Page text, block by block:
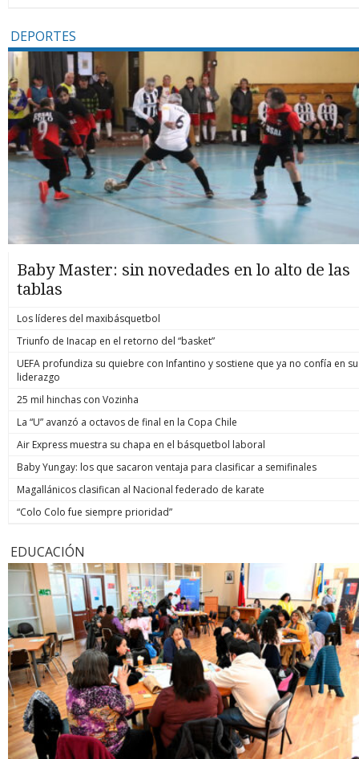
DEPORTES
Baby Master: sin novedades en lo alto de las
tablas
Los líderes del maxibásquetbol
Triunfo de Inacap en el retorno del “basket”
UEFA profundiza su quiebre con Infantino y sostiene que ya no confía en su
liderazgo
25 mil hinchas con Vozinha
La “U” avanzó a octavos de final en la Copa Chile
Air Express muestra su chapa en el básquetbol laboral
Baby Yungay: los que sacaron ventaja para clasificar a semifinales
Magallánicos clasifican al Nacional federado de karate
“Colo Colo fue siempre prioridad”
EDUCACIÓN